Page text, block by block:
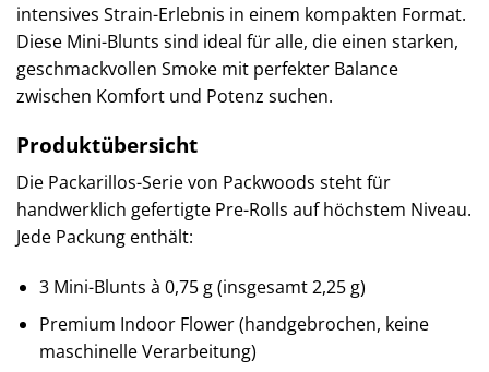
intensives Strain-Erlebnis in einem kompakten Format.
Diese Mini-Blunts sind ideal für alle, die einen starken,
geschmackvollen Smoke mit perfekter Balance
zwischen Komfort und Potenz suchen.
Produktübersicht
Die Packarillos-Serie von Packwoods steht für
handwerklich gefertigte Pre-Rolls auf höchstem Niveau.
Jede Packung enthält:
3 Mini-Blunts à 0,75 g (insgesamt 2,25 g)
Premium Indoor Flower (handgebrochen, keine
maschinelle Verarbeitung)